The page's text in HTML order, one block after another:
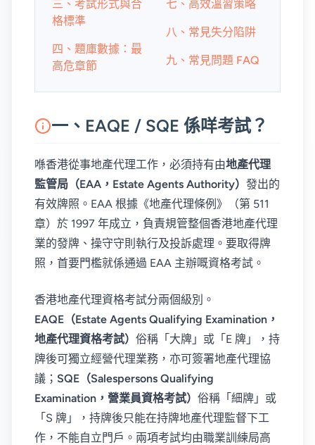
三、考試形式與合
格標準
四、題庫數據：最
高危章節
七、高效溫習策略
八、常見失分陷阱
九、常見問題 FAQ
一、EAQE / SQE 係咩考試？
喺香港從事地產代理工作，必須持有由地產代理
監管局（EAA，Estate Agents Authority） 發出的
有效牌照。EAA 根據《地產代理條例》（第 511
章）於 1997 年成立，負責規管整個香港地產代理
業的發牌、操守守則執行及投訴處理。要取得牌
照，首要門檻就係通過 EAA 主辦嘅資格考試。
香港地產代理資格考試分兩個級別。
EAQE（Estate Agents Qualifying Examination，
地產代理資格考試） 俗稱「大牌」或「E 牌」，持
牌後可獨立經營代理業務，亦可簽署地產代理協
議； SQE（Salespersons Qualifying
Examination，營業員資格考試） 俗稱「細牌」或
「S 牌」，持牌後只能在持牌地產代理監督下工
作，不能自立門戶。兩項考試均由職業訓練局高